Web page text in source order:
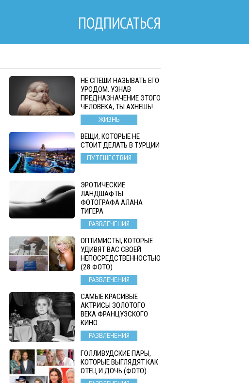
ПОДПИСАТЬСЯ
НЕ СПЕШИ НАЗЫВАТЬ ЕГО
УРОДОМ. УЗНАВ
ПРЕДНАЗНАЧЕНИЕ ЭТОГО
ЧЕЛОВЕКА, ТЫ АХНЕШЬ!
ЖИЗНЬ
ВЕЩИ, КОТОРЫЕ НЕ
СТОИТ ДЕЛАТЬ В ТУРЦИИ
ПУТЕШЕСТВИЯ
ЭРОТИЧЕСКИЕ
ЛАНДШАФТЫ
ФОТОГРАФА АЛАНА
ТИГЕРА
РАЗВЛЕЧЕНИЯ
ОПТИМИСТЫ, КОТОРЫЕ
УДИВЯТ ВАС СВОЕЙ
НЕПОСРЕДСТВЕННОСТЬЮ
(28 ФОТО)
РАЗВЛЕЧЕНИЯ
САМЫЕ КРАСИВЫЕ
АКТРИСЫ ЗОЛОТОГО
ВЕКА ФРАНЦУЗСКОГО
КИНО
РАЗВЛЕЧЕНИЯ
ГОЛЛИВУДСКИЕ ПАРЫ,
КОТОРЫЕ ВЫГЛЯДЯТ КАК
ОТЕЦ И ДОЧЬ (ФОТО)